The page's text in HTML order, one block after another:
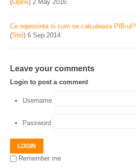
(Opinii) 2 May 2016
Ce reprezinta si cum se calculeaza PIB-ul?
(Stiri) 6 Sep 2014
Leave your comments
Login to post a comment
Username
Password
LOGIN
Remember me